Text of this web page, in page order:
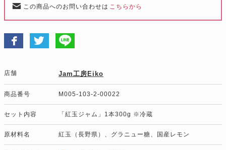
この商品へのお問い合わせは こちらから
店舗 Jam工房Eiko
商品番号 M005-103-2-00022
セット内容 「紅玉ジャム」1本300g ※冷蔵
原材料名 紅玉（長野県）、グラニュー糖、国産レモン